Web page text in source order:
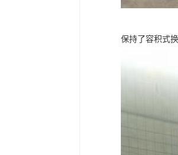
保持了容积式